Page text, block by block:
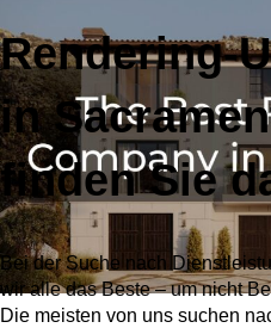
Rendering-
in
finden Sie
Bei der Suche nach
wir alle das Beste – um nicht
Die meisten von uns suchen